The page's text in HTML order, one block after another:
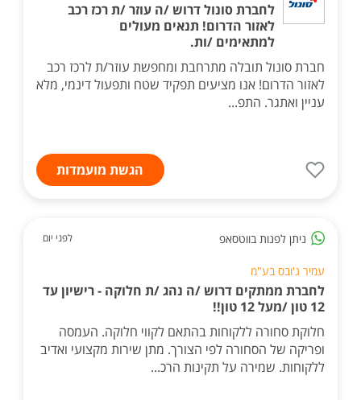
לחברת סונול דרוש /ה עוזר /ת רכז רכב
לאזור הדרום! תנאים מעולים
למתאימים /ות.
חברת סונול תובלה מתרחבת ומחפשת עוזר/ת לרכז רכב
לאזור הדרום! אנו מציעים תפקיד שטח ותפעול דינמי, מלא
עניין ואתגר. התפ...
הגשת מועמדות
ניתן לפנות בווטסאפ לפני יום
עמיר ג'ובס בע"מ
לחברת ממתקים דרוש /ה נהג /ת חלוקה - רישיון עד
12 טון /מעל 12 טון!!
חלוקת סחורה ללקוחות בהתאם לקווי חלוקה. העמסה
ופריקה של הסחורה לפי הצורך. מתן שירות מקצועי ואדיב
ללקוחות. שמירה על תקינות הרכ...